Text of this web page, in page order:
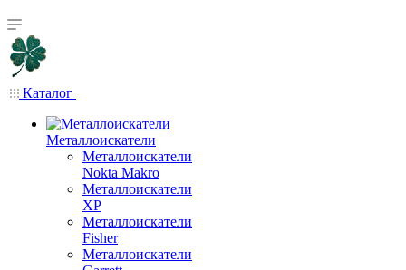
Каталог
Металлоискатели
Металлоискатели
Nokta Makro
Металлоискатели
XP
Металлоискатели
Fisher
Металлоискатели